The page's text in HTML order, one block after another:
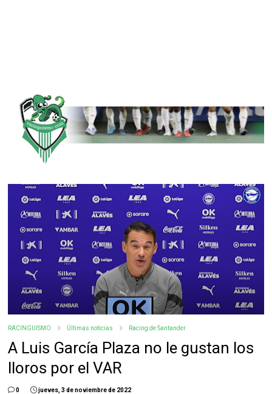
RACINGUISMO Últimas noticias Racing de Santander
A Luis García Plaza no le gustan los
lloros por el VAR
0 jueves, 3 de noviembre de 2022